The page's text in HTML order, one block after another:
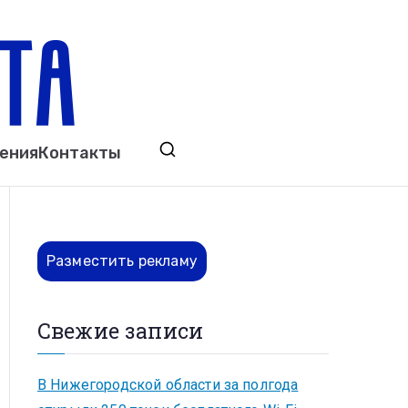
Выкса. Муром. Кулебаки. Навашино,
Контакты
Разместить рекламу
Свежие записи
В Нижегородской области за полгода